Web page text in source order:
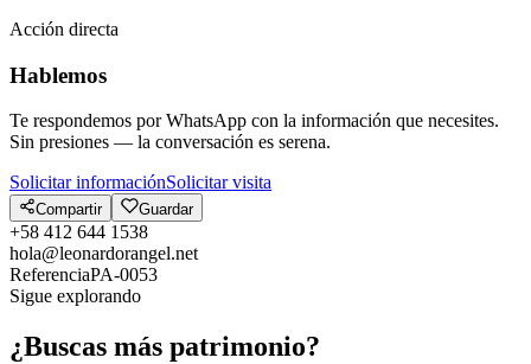
Acción directa
Hablemos
Te respondemos por WhatsApp con la información que necesites.
Sin presiones — la conversación es serena.
Solicitar informaciónSolicitar visita
Compartir Guardar
+58 412 644 1538
hola@leonardorangel.net
ReferenciaPA-0053
Sigue explorando
¿Buscas más patrimonio?